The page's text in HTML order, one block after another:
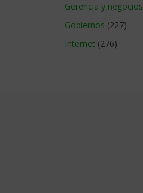
Gerencia y negocios
Gobiernos (227)
Internet (276)